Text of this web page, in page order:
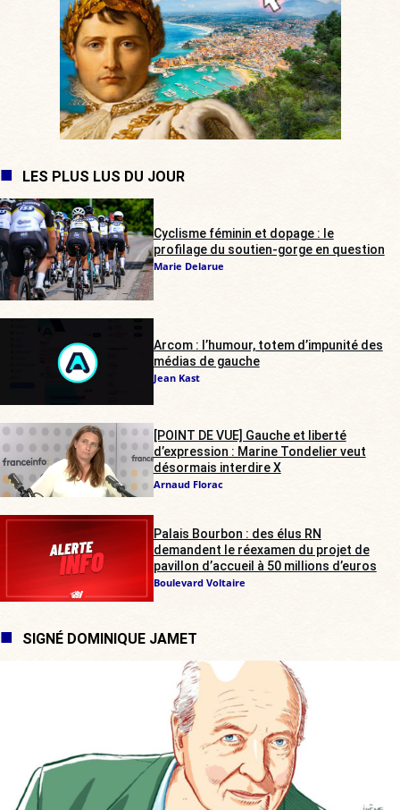
LES PLUS LUS DU JOUR
Cyclisme féminin et dopage : le
profilage du soutien-gorge en question
Marie Delarue
Arcom : l’humour, totem d’impunité des
médias de gauche
Jean Kast
[POINT DE VUE] Gauche et liberté
d’expression : Marine Tondelier veut
désormais interdire X
Arnaud Florac
Palais Bourbon : des élus RN
demandent le réexamen du projet de
pavillon d’accueil à 50 millions d’euros
Boulevard Voltaire
SIGNÉ DOMINIQUE JAMET